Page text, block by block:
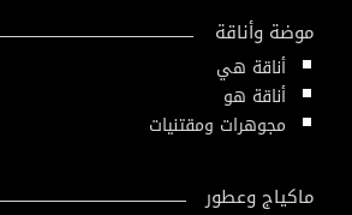
موضة وأناقة
أناقة هي
أناقة هو
مجوهرات ومقتنيات
ماكياج وعطور